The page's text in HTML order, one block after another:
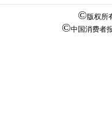
©版权所
©中国消费者